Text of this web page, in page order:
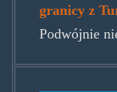
granicy z
Podwójnie